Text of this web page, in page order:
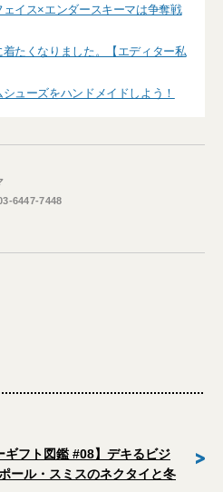
イス×エンダースキーマは争奪戦
たくなりました。【エディター私
ューズをハンドメイドしよう！
6447-7448
ギフト図鑑 #08】デキるビジ
ール・スミスのネクタイと冬
>